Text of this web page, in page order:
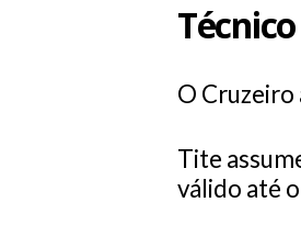
O Cruzeiro
Tite
válido até